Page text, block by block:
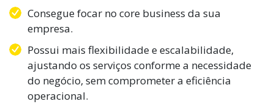
Consegue focar no core business da sua
empresa.
Possui mais flexibilidade e escalabilidade,
ajustando os serviços conforme a necessidade
do negócio, sem comprometer a eficiência
operacional.